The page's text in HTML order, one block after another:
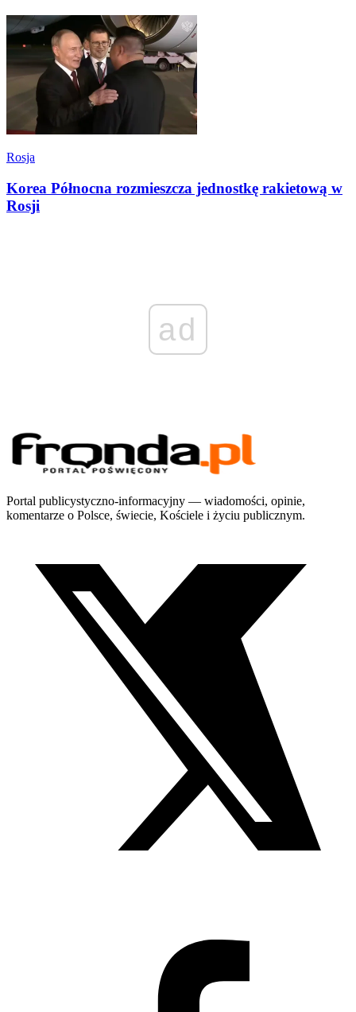
Rosja
Korea Północna rozmieszcza jednostkę rakietową w
Rosji
ad
Portal publicystyczno-informacyjny — wiadomości, opinie,
komentarze o Polsce, świecie, Kościele i życiu publicznym.